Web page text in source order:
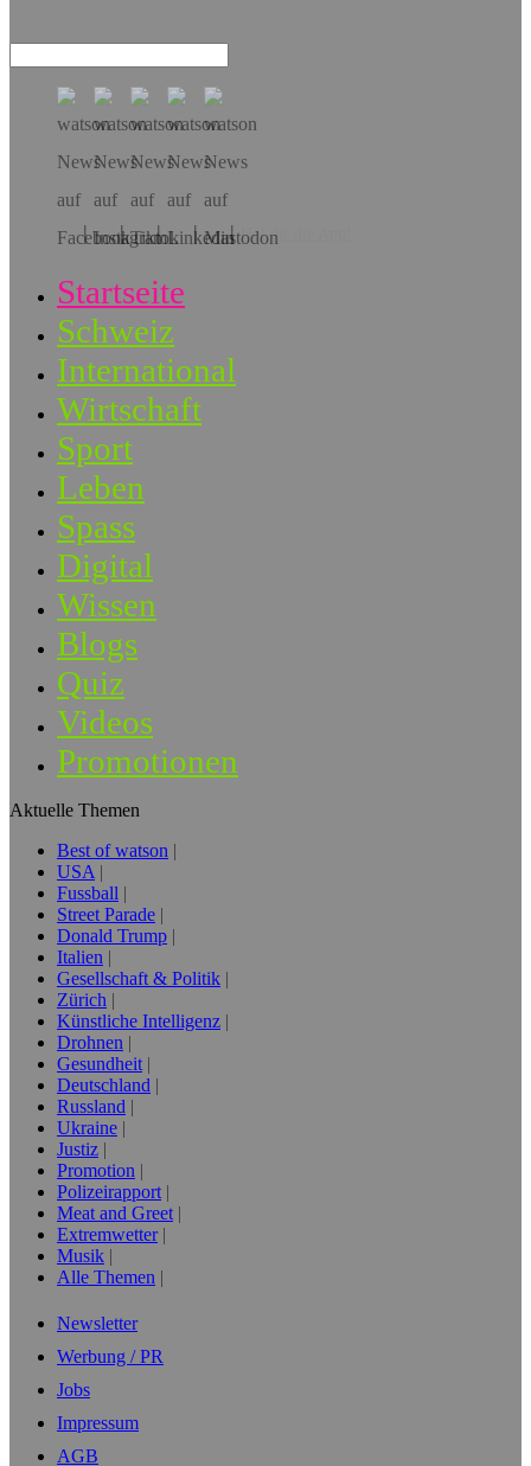
Hol dir die App!
Startseite
Schweiz
International
Wirtschaft
Sport
Leben
Spass
Digital
Wissen
Blogs
Quiz
Videos
Promotionen
Aktuelle Themen
Best of watson
USA
Fussball
Street Parade
Donald Trump
Italien
Gesellschaft & Politik
Zürich
Künstliche Intelligenz
Drohnen
Gesundheit
Deutschland
Russland
Ukraine
Justiz
Promotion
Polizeirapport
Meat and Greet
Extremwetter
Musik
Alle Themen
Newsletter
Werbung / PR
Jobs
Impressum
AGB